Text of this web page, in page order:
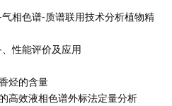
相色谱-质谱联用技术分析植物精
性能评价及应用
烃的含量
高效液相色谱外标法定量分析